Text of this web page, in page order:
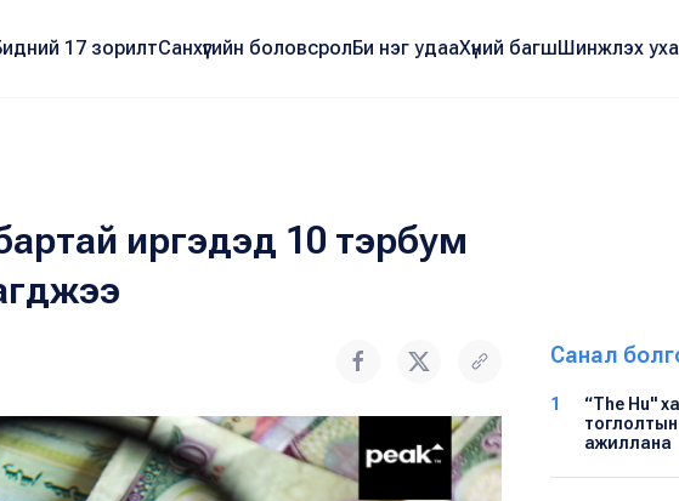
17 зорилтСанхүүгийн боловсролБи нэг удааХүний багшШинжлэх
иргэдэд 10 тэрбум
Санал
1
“The Hu"
тоглолтын
ажиллана